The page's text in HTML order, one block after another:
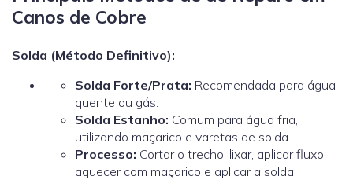
Canos de Cobre
Solda (Método Definitivo):
Solda Forte/Prata: Recomendada para água
quente ou gás.
Solda Estanho: Comum para água fria,
utilizando maçarico e varetas de solda.
Processo: Cortar o trecho, lixar, aplicar fluxo,
aquecer com maçarico e aplicar a solda.